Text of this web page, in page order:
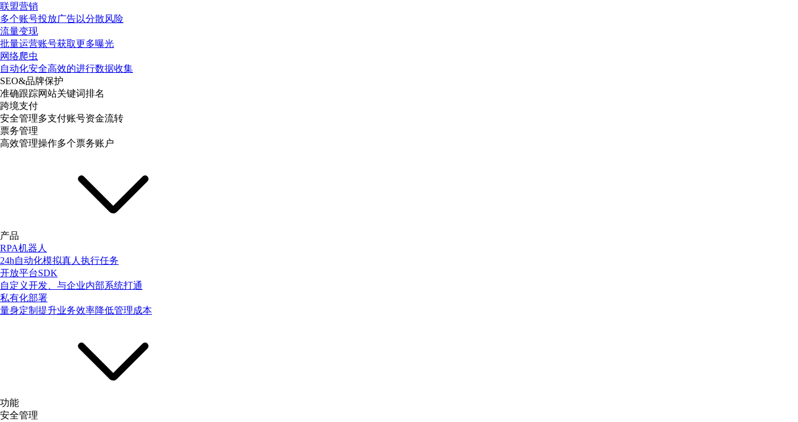
联盟营销
多个账号投放广告以分散风险
流量变现
批量运营账号获取更多曝光
网络爬虫
自动化安全高效的进行数据收集
SEO&品牌保护
准确跟踪网站关键词排名
跨境支付
安全管理多支付账号资金流转
票务管理
高效管理操作多个票务账户
产品
RPA机器人
24h自动化模拟真人执行任务
开放平台SDK
自定义开发、与企业内部系统打通
私有化部署
量身定制提升业务效率降低管理成本
功能
安全管理